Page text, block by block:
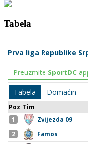
Tabela